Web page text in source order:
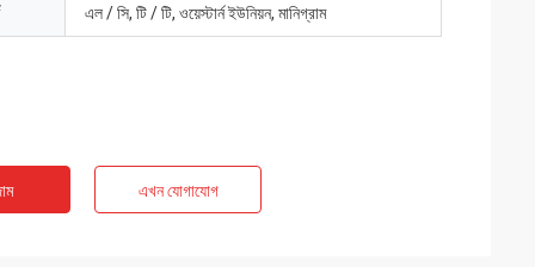
এল / সি, টি / টি, ওয়েস্টার্ন ইউনিয়ন, মানিগ্রাম
এখন যোগাযোগ